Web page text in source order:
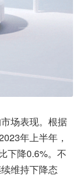
场表现。根据
年上半年，
下降0.6%。不
维持下降态